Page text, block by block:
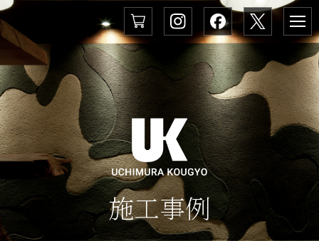
施工事例
メ
ニ
ュ
ー